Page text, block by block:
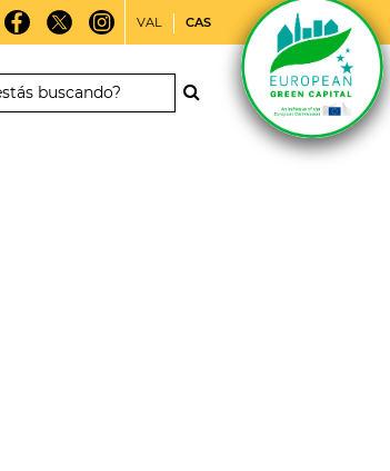
VAL CAS